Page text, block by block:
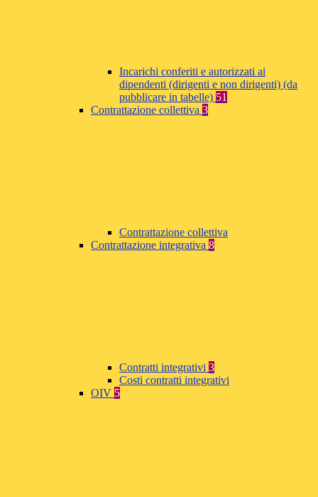
Incarichi conferiti e autorizzati ai
dipendenti (dirigenti e non dirigenti) (da
pubblicare in tabelle) 51
Contrattazione collettiva 3
Contrattazione collettiva
Contrattazione integrativa 8
Contratti integrativi 3
Costi contratti integrativi
OIV 5